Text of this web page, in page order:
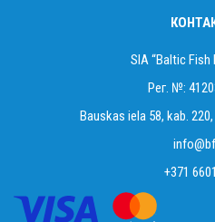
SIA “Baltic Fish
Рег. №:
Bauskas iela 58, kab.
+371